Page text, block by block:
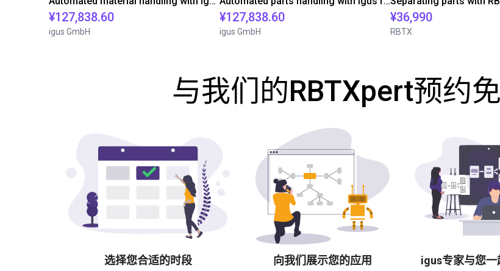
¥127,838.60
igus GmbH
¥127,838.60
igus GmbH
¥36,990
RBTX
与我们的RBTXpert预约
选择您合适的时段 向我们展示您的应用 igus专家与您